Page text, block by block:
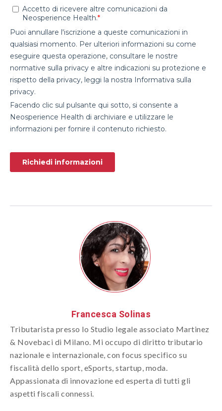
Francesca Solinas
Tributarista presso lo Studio legale associato Martinez
& Novebaci di Milano. Mi occupo di diritto tributario
nazionale e internazionale, con focus specifico su
fiscalità dello sport, eSports, startup, moda.
Appassionata di innovazione ed esperta di tutti gli
aspetti fiscali connessi.